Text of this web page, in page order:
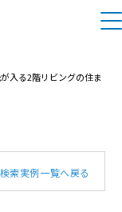
入る2階リビングの住ま
検索実例一覧へ戻る